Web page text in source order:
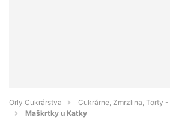
Orly Cukrárstva
Cukrárne, Zmrzlina, Torty
Maškrtky u Katky